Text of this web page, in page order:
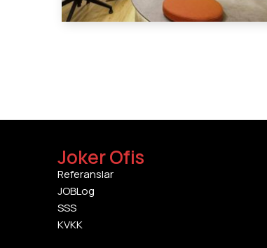
Joker Ofis
Referanslar
JOBLog
SSS
KVKK